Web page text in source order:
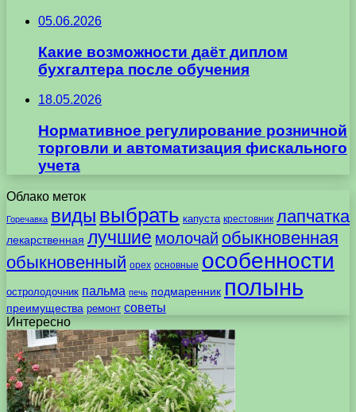
05.06.2026
Какие возможности даёт диплом
бухгалтера после обучения
18.05.2026
Нормативное регулирование розничной
торговли и автоматизация фискального
учета
Облако меток
Горечавка виды выбрать капуста крестовник лапчатка
лекарственная лучшие молочай обыкновенная
обыкновенный орех основные особенности
остролодочник пальма печь подмаренник полынь
преимущества ремонт советы
Интересно